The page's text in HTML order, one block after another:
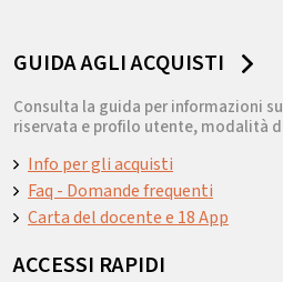
GUIDA AGLI ACQUISTI
Consulta la guida per informazioni
riservata e profilo utente, modalità
Info per gli acquisti
Faq - Domande frequenti
Carta del docente e 18 App
ACCESSI RAPIDI